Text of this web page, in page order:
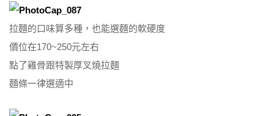
拉麵的口味算多種，也能選麵的軟硬度
價位在170~250元左右
點了雞骨跟特製厚叉燒拉麵
麵條一律選適中